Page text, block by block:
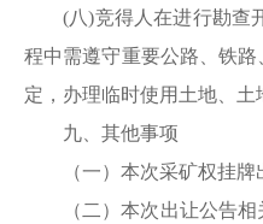
(八)竞得人在进行勘查
程中需遵守重要公路、铁
定，办理临时使用土地、
九、其他事项
（一）本次采矿权挂牌
（二）本次出让公告